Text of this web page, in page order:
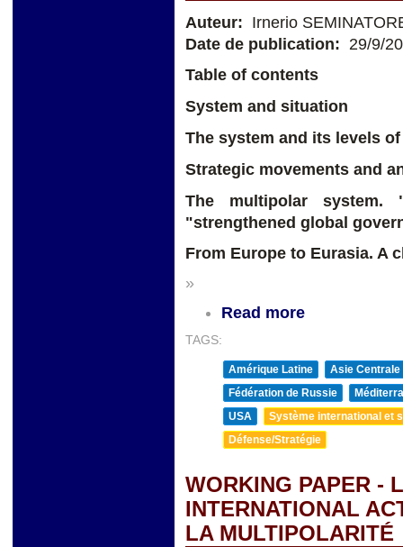
Auteur: Irnerio
Date de publication: 29/9/
Table of contents
System and situation
The system and its levels
Strategic movements and
The multipolar
"strengthened global
From Europe to Eurasia. A
»
Read more
TAGS:
Amérique Latine
Asie Centrale
Fédération de Russie
USA
Système international et
Défense/Stratégie
WORKING PAPER -
INTERNATIONAL
LA MULTIPOLARITÉ